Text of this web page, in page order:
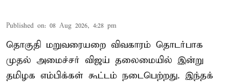
Published on: 08 Aug 2026, 4:28 pm
தொகுதி மறுவரையறை விவகாரம் தொடர்பாக
முதல் அமைச்சர் விஜய் தலைமையில் இன்று
தமிழக எம்பிக்கள் கூட்டம் நடைபெற்றது. இந்தக்